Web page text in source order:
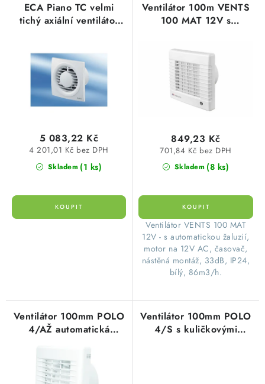
p
ECA Piano TC velmi
tichý axiální ventilátor
Skladem (1 ks)
4 201,01 Kč bez DPH
5 083,22 Kč
Ventilátor 100m VENTS
100 MAT 12V s
časovač 1009048
eleman
Skladem (8 ks)
701,84 Kč bez DPH
849,23 Kč
Ventilátor VENTS 100 MAT
12V - s automatickou žaluzií,
motor na 12V AC, časovač,
nástěná montáž, 33dB, IP24,
bílý, 86m3/h.
Ventilátor 100mm POLO
4/AŽ automatická
ložiska, koupelnový
Ventilátor 100mm POLO
4/S s kuličkovými